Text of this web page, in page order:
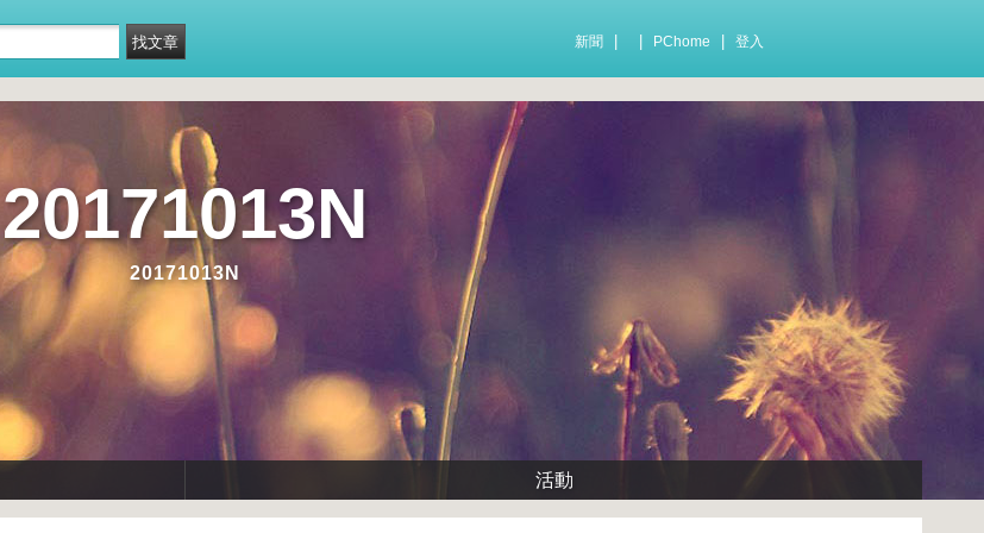
新聞 PChome 登入
20171013N
20171013N
活動